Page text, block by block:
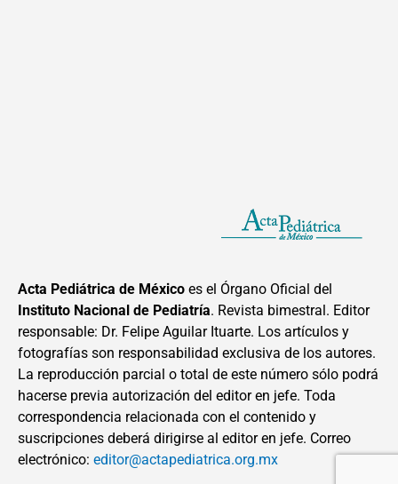
Acta Pediátrica de México es el Órgano Oficial del
Instituto Nacional de Pediatría. Revista bimestral. Editor
responsable: Dr. Felipe Aguilar Ituarte. Los artículos y
fotografías son responsabilidad exclusiva de los autores.
La reproducción parcial o total de este número sólo podrá
hacerse previa autorización del editor en jefe. Toda
correspondencia relacionada con el contenido y
suscripciones deberá dirigirse al editor en jefe. Correo
electrónico: editor@actapediatrica.org.mx